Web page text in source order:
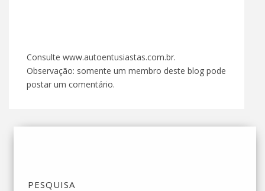
Consulte www.autoentusiastas.com.br.
Observação: somente um membro deste blog pode
postar um comentário.
PESQUISA